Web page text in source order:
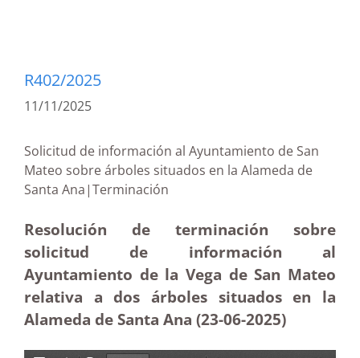
R402/2025
11/11/2025
Solicitud de información al Ayuntamiento de San
Mateo sobre árboles situados en la Alameda de
Santa Ana|Terminación
Resolución de terminación sobre
solicitud de información al
Ayuntamiento de la Vega de San Mateo
relativa a dos árboles situados en la
Alameda de Santa Ana (23-06-2025)